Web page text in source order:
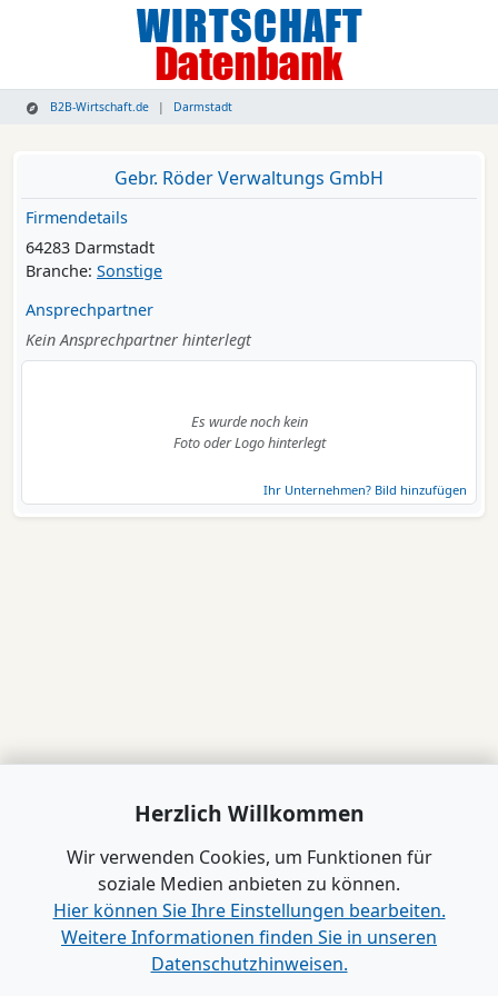
B2B-Wirtschaft.de Darmstadt
Gebr. Röder Verwaltungs GmbH
Firmendetails
64283 Darmstadt
Branche: Sonstige
Ansprechpartner
Kein Ansprechpartner hinterlegt
Es wurde noch kein
Foto oder Logo hinterlegt
Ihr Unternehmen? Bild hinzufügen
Herzlich Willkommen
Wir verwenden Cookies, um Funktionen für
soziale Medien anbieten zu können.
Hier können Sie Ihre Einstellungen bearbeiten.
Weitere Informationen finden Sie in unseren
Datenschutzhinweisen.